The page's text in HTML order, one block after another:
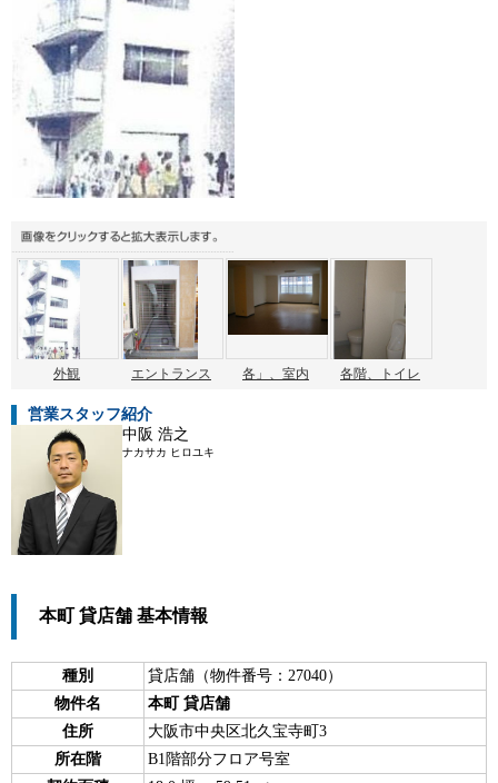
外観 エントランス 各」、室内 各階、トイレ
営業スタッフ紹介
中阪 浩之
ナカサカ ヒロユキ
本町 貸店舗 基本情報
種別
貸店舗（物件番号：27040）
物件名
本町 貸店舗
住所
大阪市中央区北久宝寺町3
所在階
B1階部分フロア号室